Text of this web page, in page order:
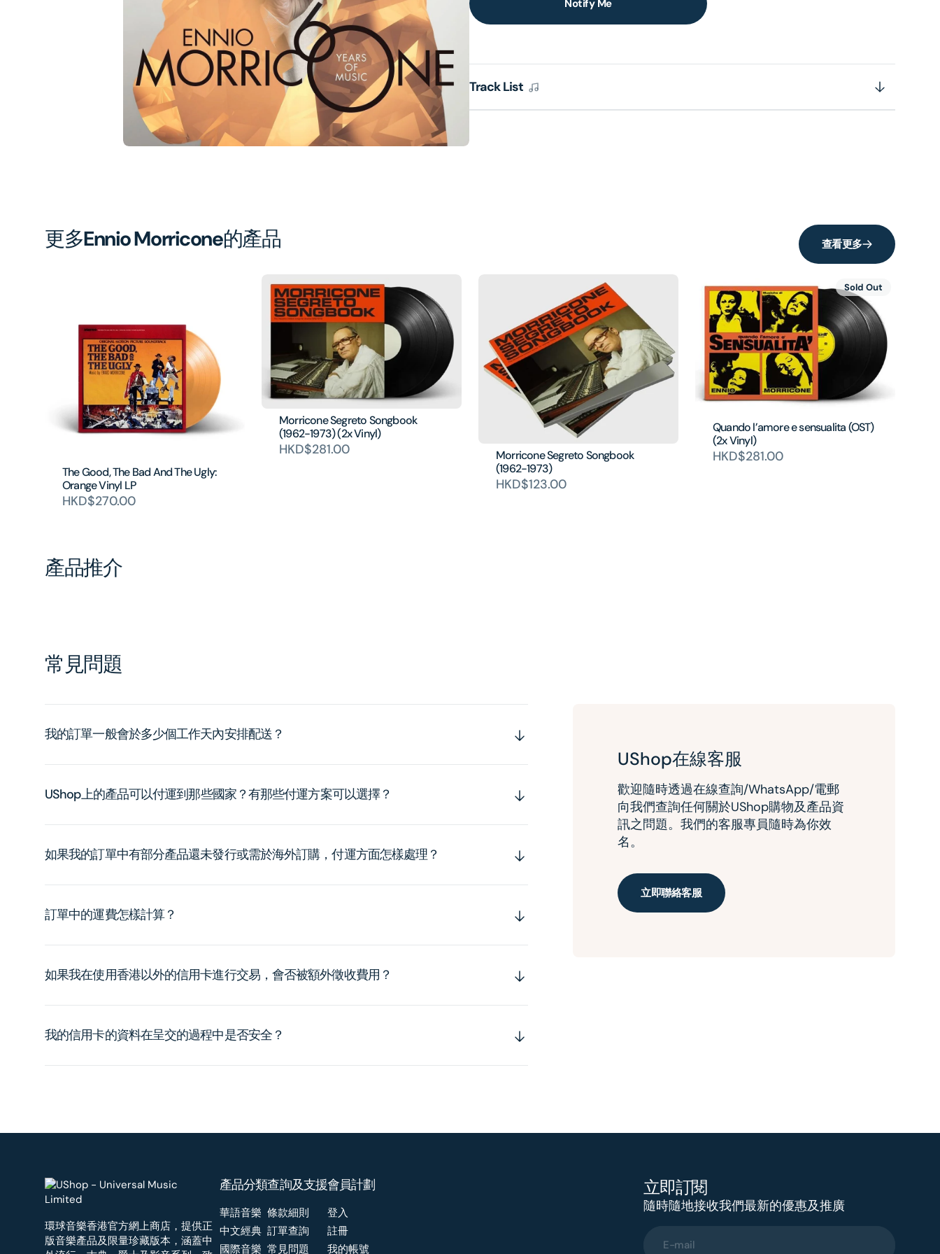
Notify Me
Track List
1
in
gallery
view
更多Ennio Morricone的產品 查看更多
The Good, The Bad And The Ugly:
Orange Vinyl LP
HKD$270.00
Morricone Segreto Songbook
(1962-1973) (2x Vinyl)
HKD$281.00
Morricone Segreto Songbook
(1962-1973)
HKD$123.00
Quando l’amore e sensualita (OST)
(2x Vinyl)
HKD$281.00
Sold Out
產品推介
常見問題
我的訂單一般會於多少個工作天內安排配送？
UShop上的產品可以付運到那些國家？有那些付運方案可以選擇？
如果我的訂單中有部分產品還未發行或需於海外訂購，付運方面怎樣處理？
訂單中的運費怎樣計算？
如果我在使用香港以外的信用卡進行交易，會否被額外徵收費用？
我的信用卡的資料在呈交的過程中是否安全？
UShop在線客服
歡迎隨時透過在線查詢/WhatsApp/電郵
向我們查詢任何關於UShop購物及產品資
訊之問題。我們的客服專員隨時為你效
名。
立即聯絡客服
環球音樂香港官方網上商店，提供正
版音樂產品及限量珍藏版本，涵蓋中
產品分類
華語音樂
中文經典
國際音樂
查詢及支援
條款細則
訂單查詢
常見問題
會員計劃
登入
註冊
我的帳號
立即訂閱
隨時隨地接收我們最新的優惠及推廣
E-mail